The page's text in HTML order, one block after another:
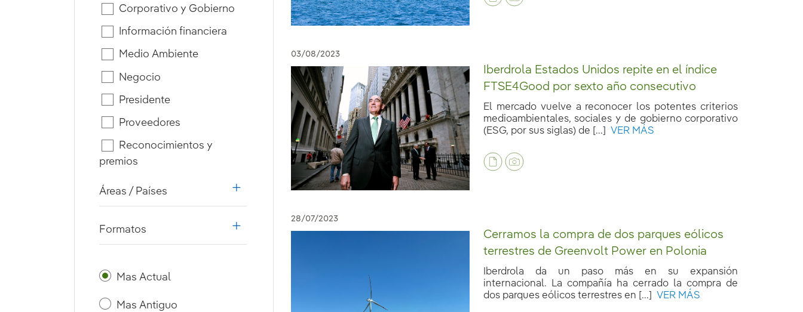
Corporativo y Gobierno
Información financiera
Medio Ambiente
Negocio
Presidente
Proveedores
Reconocimientos y
premios
Áreas / Países
Formatos
Mas Actual
Mas Antiguo
03/08/2023
Iberdrola Estados Unidos repite en el índice
FTSE4Good por sexto año consecutivo
El mercado vuelve a reconocer los potentes criterios
medioambientales, sociales y de gobierno corporativo
(ESG, por sus siglas) de [...]
VER MÁS
28/07/2023
Cerramos la compra de dos parques eólicos
terrestres de Greenvolt Power en Polonia
Iberdrola da un paso más en su expansión
internacional. La compañía ha cerrado la compra de
dos parques eólicos terrestres en [...]
VER MÁS